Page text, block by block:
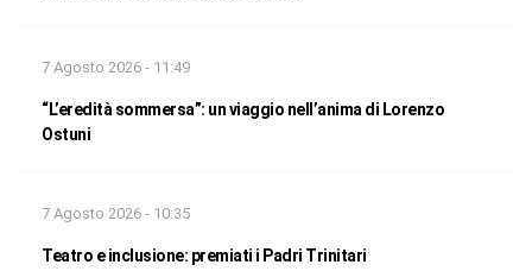
7 Agosto 2026 - 11:49
“L’eredità sommersa”: un viaggio nell’anima di Lorenzo
Ostuni
7 Agosto 2026 - 10:35
Teatro e inclusione: premiati i Padri Trinitari